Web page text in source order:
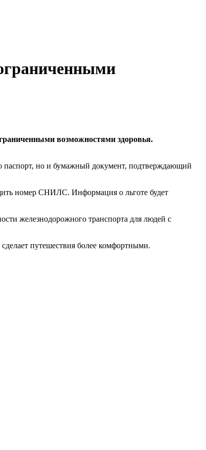
возможностями здоровья.
паспорт, но и бумажный документ, подтверждающий
номер СНИЛС. Информация о льготе будет
железнодорожного транспорта для людей с
путешествия более комфортными.